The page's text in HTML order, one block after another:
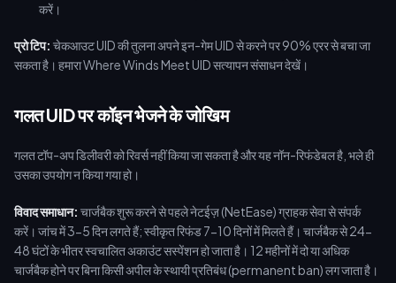
करें।
प्रो टिप: चेकआउट UID की तुलना अपने इन-गेम UID से करने पर 90% एरर से बचा जा
सकता है। हमारा Where Winds Meet UID सत्यापन संसाधन देखें।
गलत UID पर कॉइन भेजने के जोखिम
गलत टॉप-अप डिलीवरी को रिवर्स नहीं किया जा सकता है और यह नॉन-रिफंडेबल है, भले ही
उसका उपयोग न किया गया हो।
विवाद समाधान: चार्जबैक शुरू करने से पहले नेटईज़ (NetEase) ग्राहक सेवा से संपर्क
करें। जांच में 3-5 दिन लगते हैं; स्वीकृत रिफंड 7-10 दिनों में मिलते हैं। चार्जबैक से 24-
48 घंटों के भीतर स्वचालित अकाउंट सस्पेंशन हो जाता है। 12 महीनों में दो या अधिक
चार्जबैक होने पर बिना किसी अपील के स्थायी प्रतिबंध (permanent ban) लग जाता है।